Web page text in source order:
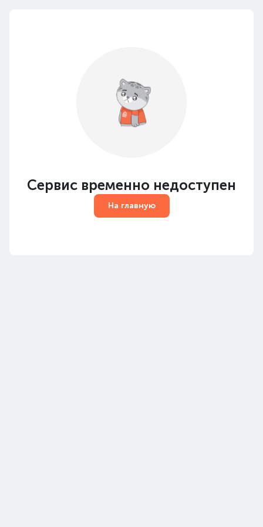
Сервис временно недоступен
На главную